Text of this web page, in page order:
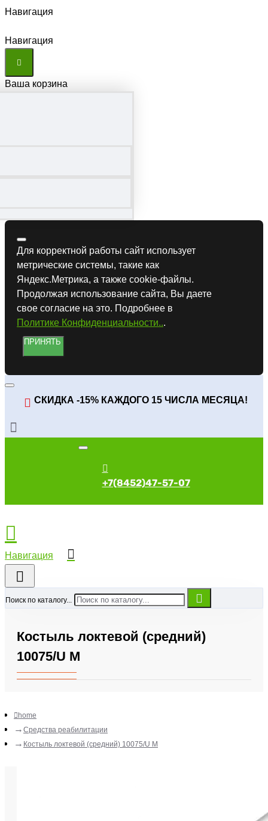
Навигация
Навигация
Ваша корзина
Для корректной работы сайт использует
метрические системы, такие как
Яндекс.Метрика, а также cookie-файлы.
Продолжая использование сайта, Вы даете
свое согласие на это. Подробнее в
Политике Конфиденциальности...
ПРИНЯТЬ
СКИДКА -15% КАЖДОГО 15 ЧИСЛА МЕСЯЦА!
+7(8452)47-57-07
Поиск по каталогу...
Костыль локтевой (средний)
10075/U М
home
Средства реабилитации
Костыль локтевой (средний) 10075/U М